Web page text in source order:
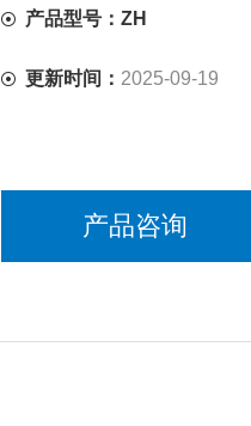
产品型号：ZH
更新时间： 2025-09-19
产品咨询